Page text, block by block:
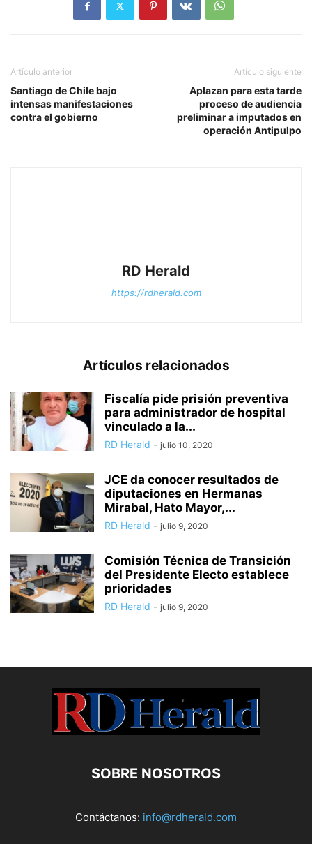
Artículo anterior
Santiago de Chile bajo
intensas manifestaciones
contra el gobierno
Artículo siguiente
Aplazan para esta tarde
proceso de audiencia
preliminar a imputados en
operación Antipulpo
RD Herald
https://rdherald.com
Artículos relacionados
Fiscalía pide prisión preventiva
para administrador de hospital
vinculado a la...
RD Herald - julio 10, 2020
JCE da conocer resultados de
diputaciones en Hermanas
Mirabal, Hato Mayor,...
RD Herald - julio 9, 2020
Comisión Técnica de Transición
del Presidente Electo establece
prioridades
RD Herald - julio 9, 2020
SOBRE NOSOTROS
Contáctanos: info@rdherald.com